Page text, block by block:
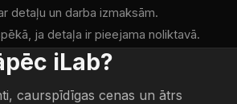
detaļu un darba izmaksām.
ja detaļa ir pieejama noliktavā.
iLab?
caurspīdīgas cenas un ātrs